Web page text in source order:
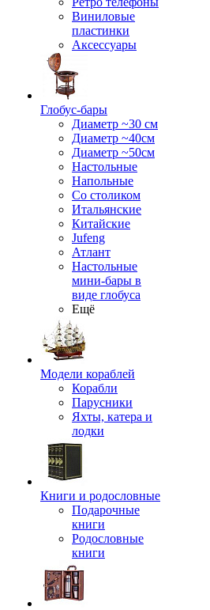
Виниловые
пластинки
Аксессуары
Глобус-бары
Диаметр ~30 см
Диаметр ~40см
Диаметр ~50см
Настольные
Напольные
Со столиком
Итальянские
Китайские
Jufeng
Атлант
Настольные
мини-бары в
виде глобуса
Ещё
Модели кораблей
Корабли
Парусники
Яхты, катера и
лодки
Книги и родословные
Подарочные
книги
Родословные
книги